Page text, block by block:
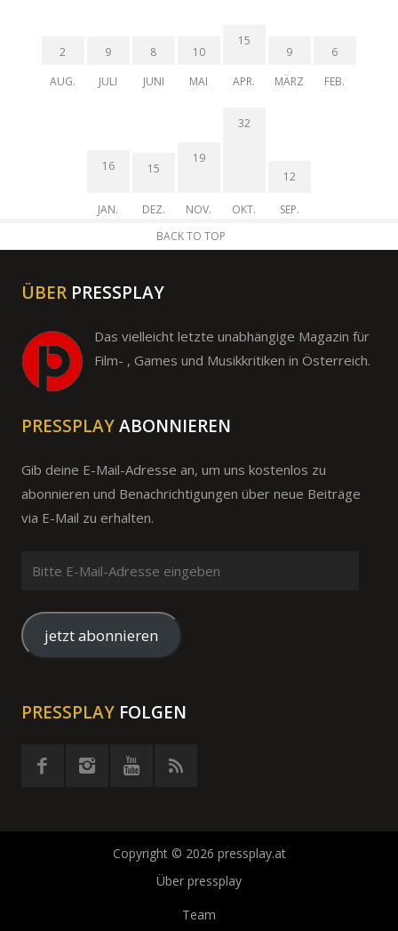
2
AUG.
9
JULI
8
JUNI
10
MAI
15
APR.
9
MÄRZ
6
FEB.
16
JAN.
15
DEZ.
19
NOV.
32
OKT.
12
SEP.
BACK TO TOP
ÜBER PRESSPLAY
Das vielleicht letzte unabhängige Magazin für
Film- , Games und Musikkritiken in Österreich.
PRESSPLAYABONNIEREN
Gib deine E-Mail-Adresse an, um uns kostenlos zu
abonnieren und Benachrichtigungen über neue Beiträge
via E-Mail zu erhalten.
Mail-
Adresse
eingeben
jetzt abonnieren
PRESSPLAY FOLGEN
Copyright © 2026 pressplay.at
Über pressplay
Team